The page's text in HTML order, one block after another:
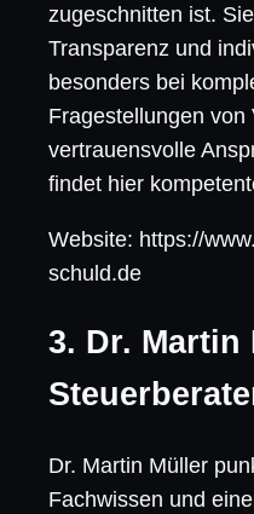
zugeschnitten ist.
Transparenz und
besonders bei
Fragestellungen
vertrauensvolle
findet hier
Website: https://
schuld.de
3. Dr. Martin
Dr. Martin Müller
Fachwissen und